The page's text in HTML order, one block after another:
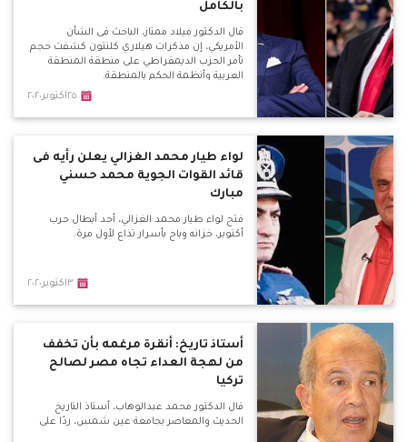
بالكامل
قال الدكتور ميلاد ممتاز، الباحث فى الشأن
الأمريكي، إن مذكرات هيلاري كلنتون كشفت حجم
تأمر الحزب الديمقراطي على منطقة المنطقة
العربية وأنظمة الحكم بالمنطقة.
٢٥اكتوبر٢٠٢٠
لواء طيار محمد الغزالي يعلن رأيه فى
قائد القوات الجوية محمد حسني
مبارك
فتح لواء طيار محمد الغزالي، أحد أبطال حرب
أكتوبر، خزانه وباح بأسرار تذاع لأول مرة.
٣اكتوبر٢٠٢٠
أستاذ تاريخ: أنقرة مرغمه بأن تخفف
من لهجة العداء تجاه مصر لصالح
تركيا
قال الدكتور محمد عبدالوهاب، أستاذ التاريخ
الحديث والمعاصر بجامعة عين شمس، ردًا على